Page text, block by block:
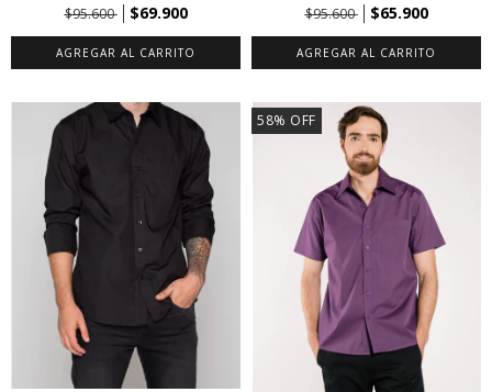
$95.600 $69.900
AGREGAR AL CARRITO
$95.600 $65.900
AGREGAR AL CARRITO
58% OFF